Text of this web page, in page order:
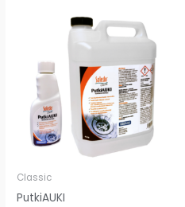
Classic
PutkiAUKI
range:
5,49 €
32,44 €